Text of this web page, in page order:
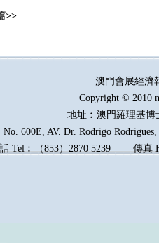
>>
澳門會展經
Copyright © 2010
地址︰澳門羅理基博
600E, AV. Dr. Rodrigo
Tel︰（853）2870 5239傳真